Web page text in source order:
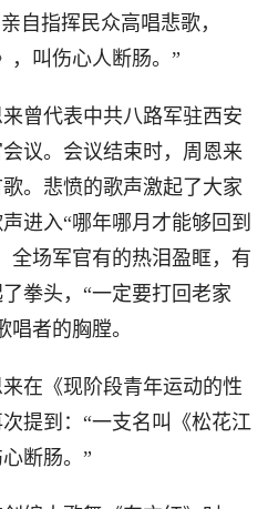
自指挥民众高唱悲歌，
，叫伤心人断肠。”
代表中共八路军驻西安
议。会议结束时，周恩来
。悲愤的歌声激起了大家
进入“哪年哪月才能够回到
全场军官有的热泪盈眶，有
拳头，“一定要打回老家
唱者的胸膛。
在《现阶段青年运动的性
提到：“一支名叫《松花江
断肠。”